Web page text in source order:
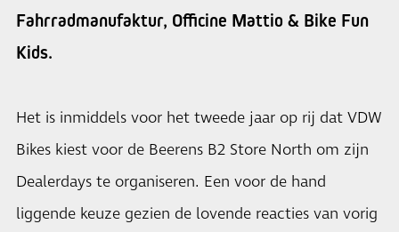
Fahrradmanufaktur, Officine Mattio & Bike Fun
Kids.
Het is inmiddels voor het tweede jaar op rij dat VDW
Bikes kiest voor de Beerens B2 Store North om zijn
Dealerdays te organiseren. Een voor de hand
liggende keuze gezien de lovende reacties van vorig